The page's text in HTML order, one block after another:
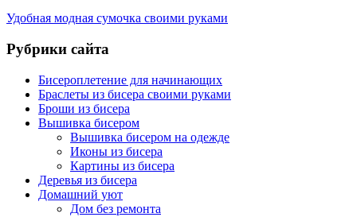
Удобная модная сумочка своими руками
Рубрики сайта
Бисероплетение для начинающих
Браслеты из бисера своими руками
Броши из бисера
Вышивка бисером
Вышивка бисером на одежде
Иконы из бисера
Картины из бисера
Деревья из бисера
Домашний уют
Дом без ремонта